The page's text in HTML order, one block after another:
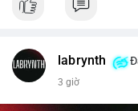
✅ Phản hồi trong 24 giờ
✅ Email:labrynth
3 giờ